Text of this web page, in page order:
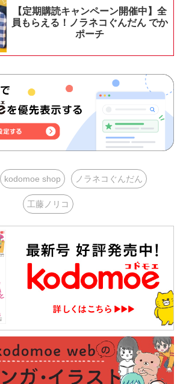
【定期購読キャンペーン開催中】全
員もらえる！ノラネコぐんだん でか
ポーチ
kodomoe shop ノラネコぐんだん
工藤ノリコ